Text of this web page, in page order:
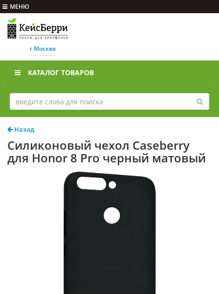
МЕНЮ
г Москва
КАТАЛОГ ТОВАРОВ
Назад
Силиконовый чехол Caseberry
для Honor 8 Pro черный матовый